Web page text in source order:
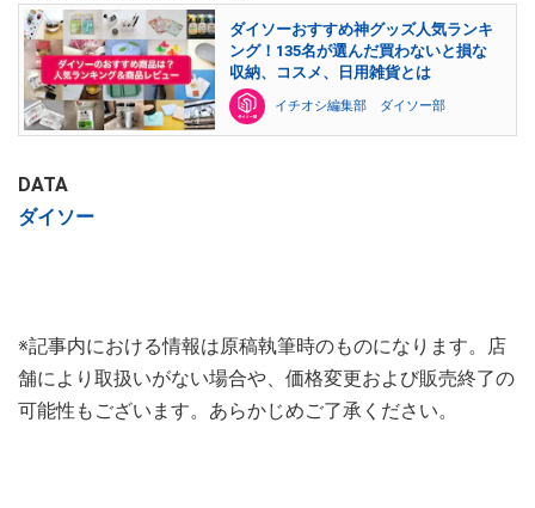
ダイソーおすすめ神グッズ人気ランキ
ング！135名が選んだ買わないと損な
収納、コスメ、日用雑貨とは
イチオシ編集部 ダイソー部
DATA
ダイソー
※記事内における情報は原稿執筆時のものになります。店
舗により取扱いがない場合や、価格変更および販売終了の
可能性もございます。あらかじめご了承ください。